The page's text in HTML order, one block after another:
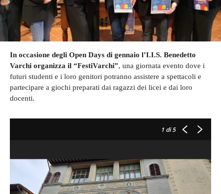
In occasione degli Open Days di gennaio l’I.I.S. Benedetto
Varchi organizza il “FestiVarchi”, una giornata evento dove i
futuri studenti e i loro genitori potranno assistere a spettacoli e
partecipare a giochi preparati dai ragazzi dei licei e dai loro
docenti.
1 di 5